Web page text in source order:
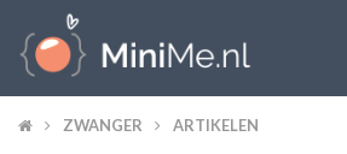
ZWANGER WORDEN
ZWANGER ARTIKELEN